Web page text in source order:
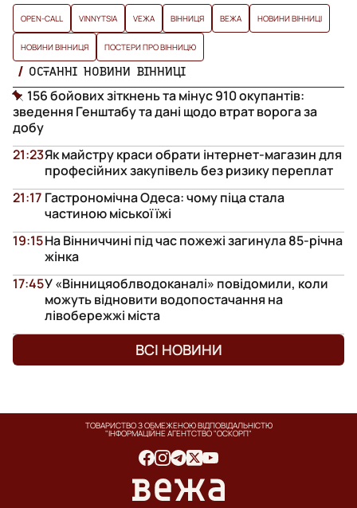
OPEN-CALL VINNYTSIA VЕЖА ВІННИЦЯ ВЕЖА НОВИНИ ВІННИЦІ
НОВИНИ ВІННИЦЯ ПОСТЕРИ ПРО ВІННИЦЮ
ОСТАННІ НОВИНИ ВІННИЦІ
156 бойових зіткнень та мінус 910 окупантів:
зведення Генштабу та дані щодо втрат ворога за
добу
Як майстру краси обрати інтернет-магазин для
професійних закупівель без ризику переплат
21:23
Гастрономічна Одеса: чому піца стала
частиною міської їжі
21:17
На Вінниччині під час пожежі загинула 85-річна
жінка
19:15
У «Вінницяоблводоканалі» повідомили, коли
можуть відновити водопостачання на
лівобережжі міста
17:45
ВСІ НОВИНИ
ТОВАРИСТВО З ОБМЕЖЕНОЮ ВІДПОВІДАЛЬНІСТЮ
"ІНФОРМАЦІЙНЕ АГЕНТСТВО "ОСКОРП"